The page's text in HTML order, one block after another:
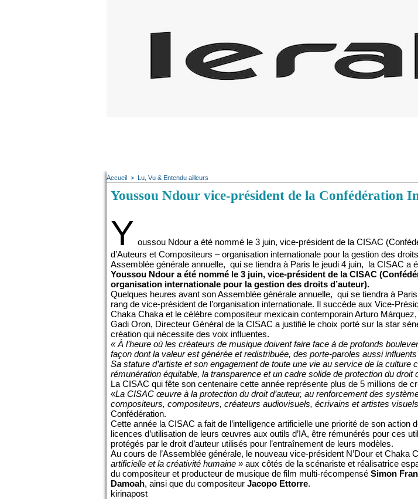
Accueil > Lu, Vu & Entendu ailleurs
Youssou Ndour vice-président de la Confédération
Y oussou Ndour a été nommé le 3 juin, vice-président de la CISAC
d’Auteurs et Compositeurs – organisation internationale pour la gestion des
Assemblée générale annuelle, qui se tiendra à Paris le jeudi 4 juin, la CISAC a
Youssou Ndour a été nommé le 3 juin, vice-président de la CISAC
organisation internationale pour la gestion des droits d’auteur).
Quelques heures avant son Assemblée générale annuelle, qui se tiendra à
rang de vice-président de l’organisation internationale. Il succède aux Vice-
Chaka Chaka et le célèbre compositeur mexicain contemporain Arturo
Gadi Oron, Directeur Général de la CISAC a justifié le choix porté sur la star
création qui nécessite des voix influentes.
« À l’heure où les créateurs de musique doivent faire face à de profonds
façon dont la valeur est générée et redistribuée, des porte-paroles aussi
Sa stature d’artiste et son engagement de toute une vie au service de la
rémunération équitable, la transparence et un cadre solide de protection du droit
La CISAC qui fête son centenaire cette année représente plus de 5 millions de
«La CISAC œuvre à la protection du droit d’auteur, au renforcement des
compositeurs, compositeurs, créateurs audiovisuels, écrivains et artistes
Confédération.
Cette année la CISAC a fait de l’intelligence artificielle une priorité de son
licences d’utilisation de leurs œuvres aux outils d’IA, être rémunérés pour ces
protégés par le droit d’auteur utilisés pour l’entraînement de leurs modèles.
Au cours de l’Assemblée générale, le nouveau vice-président N’Dour et Chaka
artificielle et la créativité humaine » aux côtés de la scénariste et réalisatrice
du compositeur et producteur de musique de film multi-récompensé Simon
Damoah, ainsi que du compositeur Jacopo Ettorre.
kirinapost